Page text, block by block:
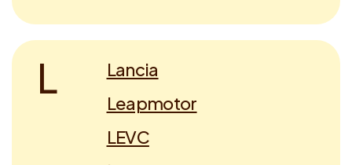
L
Lancia
Leapmotor
LEVC